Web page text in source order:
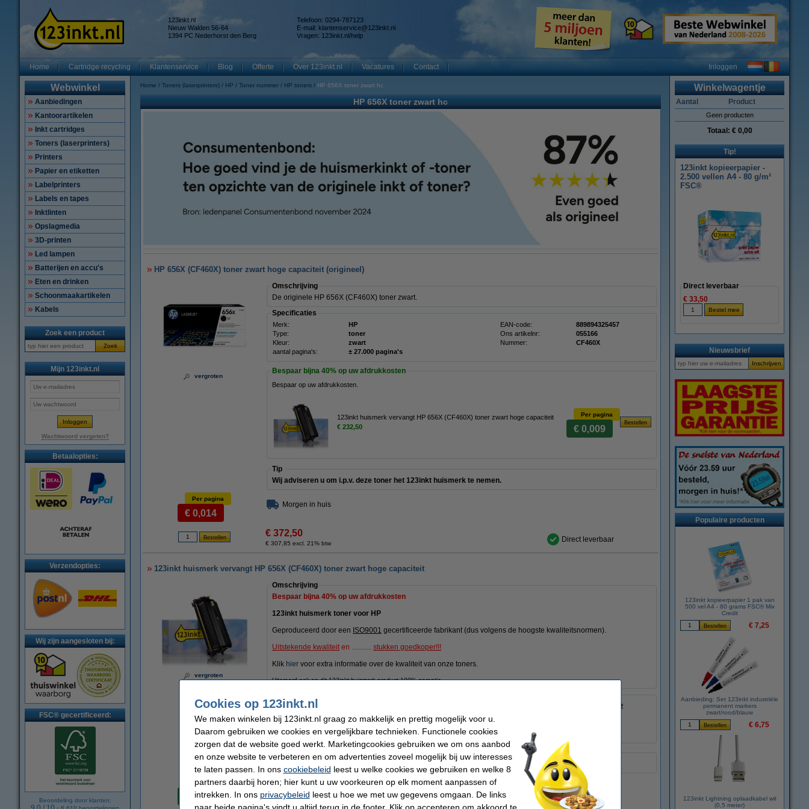
123inkt.nl
Nieuw Walden 56-64
1394 PC Nederhorst den Berg
Telefoon: 0294-787123
E-mail: klantenservice@123inkt.nl
Vragen: 123inkt.nl/help
Home Cartridge recycling Klantenservice Blog Offerte Over 123inkt.nl Vacatures Contact Inloggen
Webwinkel
Aanbiedingen
Kantoorartikelen
Inkt cartridges
Toners (laserprinters)
Printers
Papier en etiketten
Labelprinters
Labels en tapes
Inktlinten
Opslagmedia
3D-printen
Led lampen
Batterijen en accu's
Eten en drinken
Schoonmaakartikelen
Kabels
Zoek een product
Zoek
Mijn 123inkt.nl
Wachtwoord vergeten?
Betaalopties:
Verzendopties:
Wij zijn aangesloten bij:
FSC® gecertificeerd:
Beoordeling door klanten:
Home Toners (laserprinters) HP Toner nummer HP toners HP 656X toner zwart hc
HP 656X toner zwart hc
HP 656X (CF460X) toner zwart hoge capaciteit (origineel)
vergroten
Omschrijving
De originele HP 656X (CF460X) toner zwart.
Specificaties
Merk: HP EAN-code:
889894325457
Type:
toner Ons artikelnr:
055166
Kleur:
zwart Nummer:
CF460X
aantal pagina's:
± 27.000 pagina's
Bespaar bijna 40% op uw afdrukkosten
Bespaar op uw afdrukkosten.
123inkt huismerk vervangt HP 656X (CF460X) toner zwart hoge capaciteit
€ 232,50
Per pagina
€ 0,009
Tip
Wij adviseren u om i.p.v. deze toner het 123inkt huismerk te nemen.
Per pagina
€ 0,014
Morgen in huis
€ 372,50
€ 307,85 excl. 21% btw Direct leverbaar
123inkt huismerk vervangt HP 656X (CF460X) toner zwart hoge capaciteit
vergroten
Omschrijving
Bespaar bijna 40% op uw afdrukkosten
123inkt huismerk toner voor HP
Geproduceerd door een ISO9001 gecertificeerde fabrikant (dus volgens de hoogste kwaliteitsnormen).
Uitstekende kwaliteit en ........... stukken goedkoper!!!
Klik hier voor extra informatie over de kwaliteit van onze toners.
Uiteraard ook op dit 123inkt huismerk product 100% garantie.
Merk:
8718237075532
Type:
Kleur:
zwart
aantal pagina's:
± 27.000 pagina's
Tip
Wij adviseren u deze toner (het 123inkt huismerk) te nemen i.p.v. de HP-uitvoering.
Per pagina
€ 0,009
Winkelwagentje
Aantal Product
Geen producten
Totaal: € 0,00
Tip!
123inkt kopieerpapier -
2.500 vellen A4 - 80 g/m²
FSC®
Direct leverbaar
€ 33,50
Nieuwsbrief
Populaire producten
123inkt kopieerpapier 1 pak van
500 vel A4 - 80 grams FSC® Mix
Credit
€ 7,25
Aanbieding: Set 123inkt industriële
permanent markers
zwart/rood/blauw
€ 6,75
123inkt Lightning oplaadkabel wit
(0,5 meter)
Cookies op 123inkt.nl
We maken winkelen bij 123inkt.nl graag zo makkelijk en prettig mogelijk voor u.
Daarom gebruiken we cookies en vergelijkbare technieken. Functionele cookies
zorgen dat de website goed werkt. Marketingcookies gebruiken we om ons aanbod
en onze website te verbeteren en om advertenties zoveel mogelijk bij uw interesses
te laten passen. In ons cookiebeleid leest u welke cookies we gebruiken en welke 8
partners daarbij horen; hier kunt u uw voorkeuren op elk moment aanpassen of
intrekken. In ons privacybeleid leest u hoe we met uw gegevens omgaan. De links
naar beide pagina's vindt u altijd terug in de footer. Klik op accepteren om akkoord te